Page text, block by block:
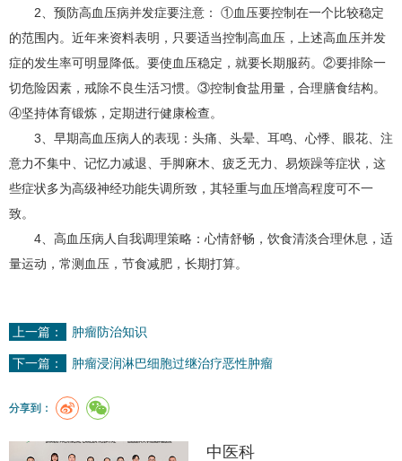
2、预防高血压病并发症要注意： ①血压要控制在一个比较稳定
的范围内。近年来资料表明，只要适当控制高血压，上述高血压并发
症的发生率可明显降低。要使血压稳定，就要长期服药。②要排除一
切危险因素，戒除不良生活习惯。③控制食盐用量，合理膳食结构。
④坚持体育锻炼，定期进行健康检查。
3、早期高血压病人的表现：头痛、头晕、耳鸣、心悸、眼花、注
意力不集中、记忆力减退、手脚麻木、疲乏无力、易烦躁等症状，这
些症状多为高级神经功能失调所致，其轻重与血压增高程度可不一
致。
4、高血压病人自我调理策略：心情舒畅，饮食清淡合理休息，适
量运动，常测血压，节食减肥，长期打算。
上一篇： 肿瘤防治知识
下一篇： 肿瘤浸润淋巴细胞过继治疗恶性肿瘤
分享到：
中医科